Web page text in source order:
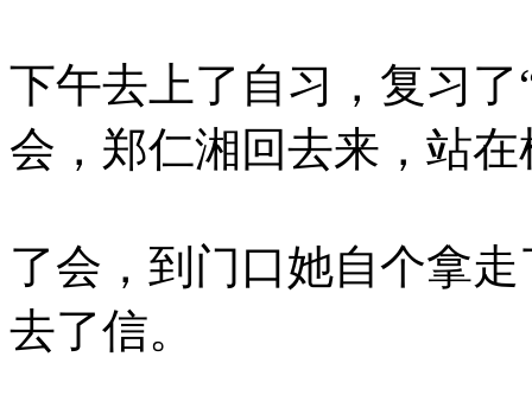
下午去上了自习，复习
会，郑仁湘回去来，站
了会，到门口她自个拿
去了信。